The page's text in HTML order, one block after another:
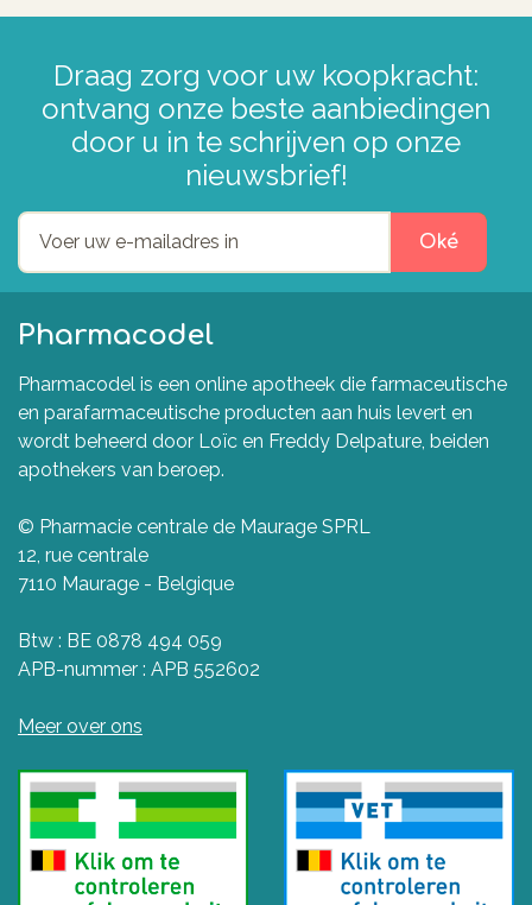
Draag zorg voor uw koopkracht:
ontvang onze beste aanbiedingen
door u in te schrijven op onze
nieuwsbrief!
Oké
Pharmacodel
Pharmacodel is een online apotheek die farmaceutische
en parafarmaceutische producten aan huis levert en
wordt beheerd door Loïc en Freddy Delpature, beiden
apothekers van beroep.
© Pharmacie centrale de Maurage SPRL
12, rue centrale
7110 Maurage - Belgique
Btw : BE 0878 494 059
APB-nummer : APB 552602
Meer over ons